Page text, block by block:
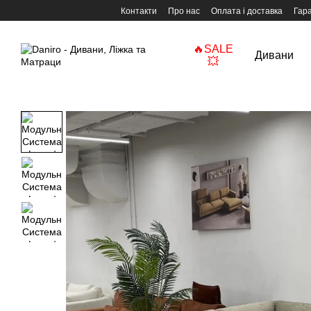
Перейти до основного контенту
Контакти Про нас Оплата і доставка
🔥SALE
💥
Дивани